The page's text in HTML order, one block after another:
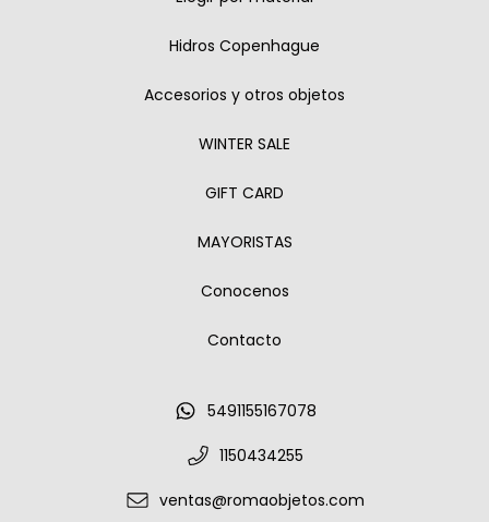
Hidros Copenhague
Accesorios y otros objetos
WINTER SALE
GIFT CARD
MAYORISTAS
Conocenos
Contacto
5491155167078
1150434255
ventas@romaobjetos.com